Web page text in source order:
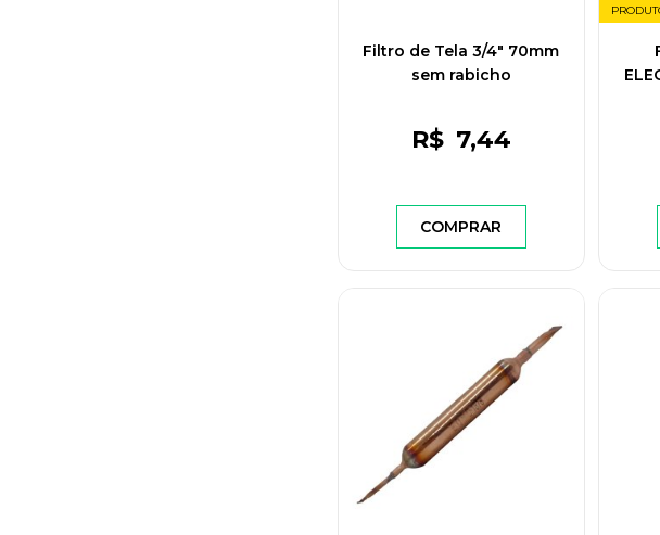
Filtro de Tela 3/4" 70mm
sem rabicho
R$ 7,44
COMPRAR